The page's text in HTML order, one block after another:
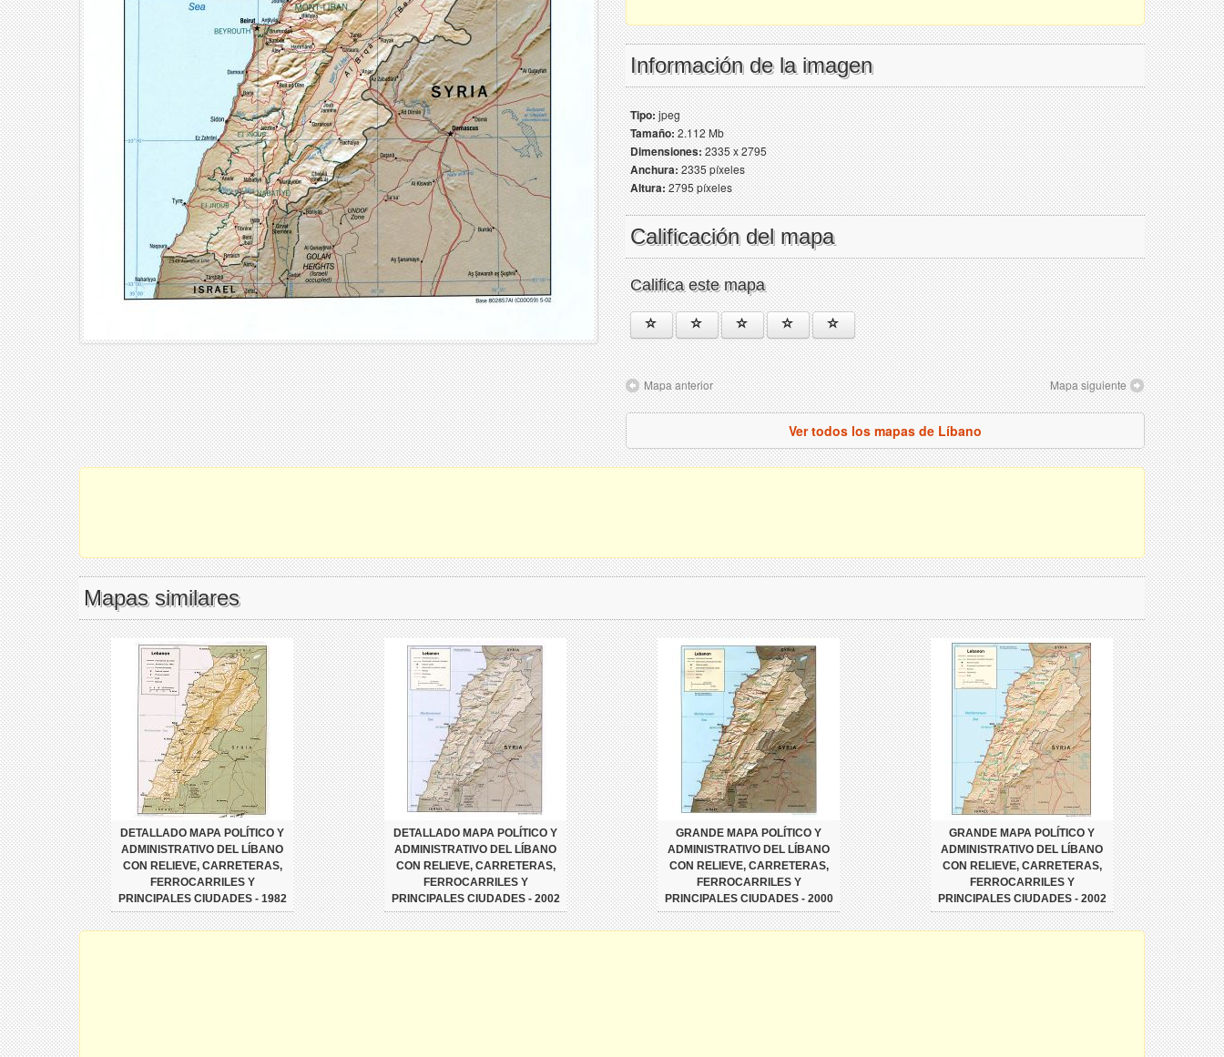
Información de la imagen
Tipo:jpeg
Tamaño:2.112 Mb
Dimensiones:2335 x 2795
Anchura:2335 píxeles
Altura:2795 píxeles
Calificación del mapa
Califica este mapa
Mapa anterior Mapa siguiente
Ver todos los mapas de Líbano
Mapas similares
DETALLADO MAPA POLÍTICO Y
ADMINISTRATIVO DEL LÍBANO
CON RELIEVE, CARRETERAS,
FERROCARRILES Y
PRINCIPALES CIUDADES - 1982
DETALLADO MAPA POLÍTICO Y
ADMINISTRATIVO DEL LÍBANO
CON RELIEVE, CARRETERAS,
FERROCARRILES Y
PRINCIPALES CIUDADES - 2002
GRANDE MAPA POLÍTICO Y
ADMINISTRATIVO DEL LÍBANO
CON RELIEVE, CARRETERAS,
FERROCARRILES Y
PRINCIPALES CIUDADES - 2000
GRANDE MAPA POLÍTICO Y
ADMINISTRATIVO DEL LÍBANO
CON RELIEVE, CARRETERAS,
FERROCARRILES Y
PRINCIPALES CIUDADES - 2002